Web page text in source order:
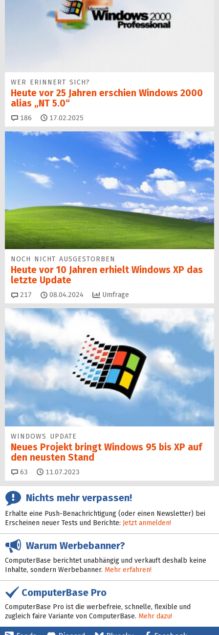
WER ERINNERT SICH?
Heute vor 25 Jahren erschien Windows 2000
alias „NT 5.0“
186 Kommentare
17.02.2025
NOCH NICHT AUSGESTORBEN
Heute vor 10 Jahren erhielt Windows XP das
letzte Update
217 Kommentare
08.04.2024 Umfrage
WINDOWS UPDATE
Neues Projekt bringt Windows 95 bis XP auf
den neusten Stand
63 Kommentare
11.07.2023
Nichts mehr verpassen!
Erhalte eine Push-Benachrichtigung (oder einen Newsletter) bei
Erscheinen neuer Tests und Berichte: Jetzt anmelden!
Warum Werbebanner?
ComputerBase berichtet unabhängig und verkauft deshalb keine
Inhalte, sondern Werbebanner. Mehr erfahren!
ComputerBase Pro
ComputerBase Pro ist die werbefreie, schnelle, flexible und
zugleich faire Variante von ComputerBase. Mehr dazu!